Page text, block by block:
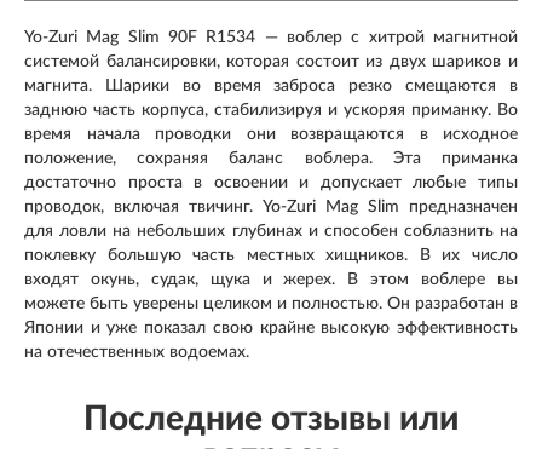
Yo-Zuri Mag Slim 90F R1534 — воблер с хитрой магнитной
системой балансировки, которая состоит из двух шариков и
магнита. Шарики во время заброса резко смещаются в
заднюю часть корпуса, стабилизируя и ускоряя приманку. Во
время начала проводки они возвращаются в исходное
положение, сохраняя баланс воблера. Эта приманка
достаточно проста в освоении и допускает любые типы
проводок, включая твичинг. Yo-Zuri Mag Slim предназначен
для ловли на небольших глубинах и способен соблазнить на
поклевку большую часть местных хищников. В их число
входят окунь, судак, щука и жерех. В этом воблере вы
можете быть уверены целиком и полностью. Он разработан в
Японии и уже показал свою крайне высокую эффективность
на отечественных водоемах.
Последние отзывы или